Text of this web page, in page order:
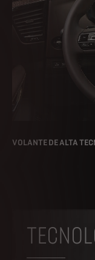
VOLANTE DE ALTA